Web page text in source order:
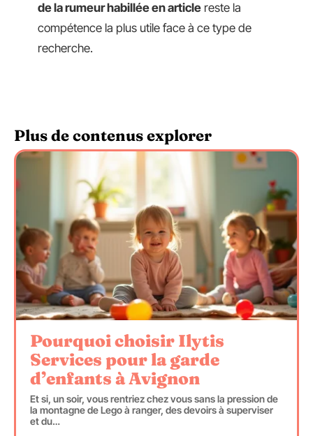
de la rumeur habillée en article reste la
compétence la plus utile face à ce type de
recherche.
Plus de contenus explorer
Pourquoi choisir Ilytis
Services pour la garde
d’enfants à Avignon
Et si, un soir, vous rentriez chez vous sans la pression de
la montagne de Lego à ranger, des devoirs à superviser
et du…